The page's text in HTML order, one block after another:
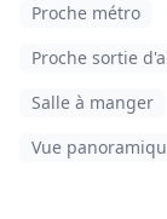
Proche métro
Proche sortie
Salle à manger
Vue